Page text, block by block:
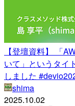
【登壇資料】 「
いて」というタイ
しました
shima
2025.10.02